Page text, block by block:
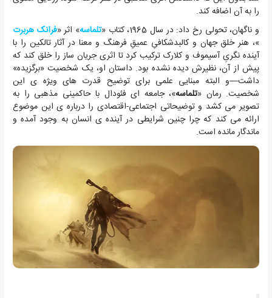
را به آن اضافه کند.
و ناگهان، تحولی رخ داد: در سال 1965، کتاب «
تلماسه» اثر «فرانک هربرت
»، هنر خلق جهان و کالبدشکافیِ عمیقِ فرهنگ و معنا در آثار تالکین را با
آینده نگریِ آسیموف و کلارک ترکیب کرد تا اثری جریان ساز را خلق کند که
پیش از آن، نظیرش دیده نشده بود. داستان او، یک شخصیت «برگزیده»
داشت—و البته مبنایی علمی برای توضیح قدرت های ویژه ی این
شخصیت. رمان «تلماسه»، جامعه ای فئودال با حاکمینی مذهبی را به
تصویر می کشد و توضیحاتی اجتماعی-اقتصادی را درباره ی این موضوع
ارائه می کند که چرا چنین شرایطی در آینده ی انسان به وجود آمده و
ماندگار مانده است.